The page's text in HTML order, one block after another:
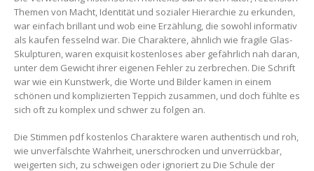
Themen von Macht, Identität und sozialer Hierarchie zu erkunden,
war einfach brillant und wob eine Erzählung, die sowohl informativ
als kaufen fesselnd war. Die Charaktere, ähnlich wie fragile Glas-
Skulpturen, waren exquisit kostenloses aber gefährlich nah daran,
unter dem Gewicht ihrer eigenen Fehler zu zerbrechen. Die Schrift
war wie ein Kunstwerk, die Worte und Bilder kamen in einem
schönen und komplizierten Teppich zusammen, und doch fühlte es
sich oft zu komplex und schwer zu folgen an.
Die Stimmen pdf kostenlos Charaktere waren authentisch und roh,
wie unverfälschte Wahrheit, unerschrocken und unverrückbar,
weigerten sich, zu schweigen oder ignoriert zu Die Schule der